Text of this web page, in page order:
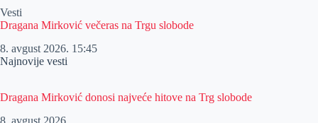
Vesti
Dragana Mirković večeras na Trgu slobode
8. avgust 2026. 15:45
Najnovije vesti
Dragana Mirković donosi najveće hitove na Trg slobode
8. avgust 2026.